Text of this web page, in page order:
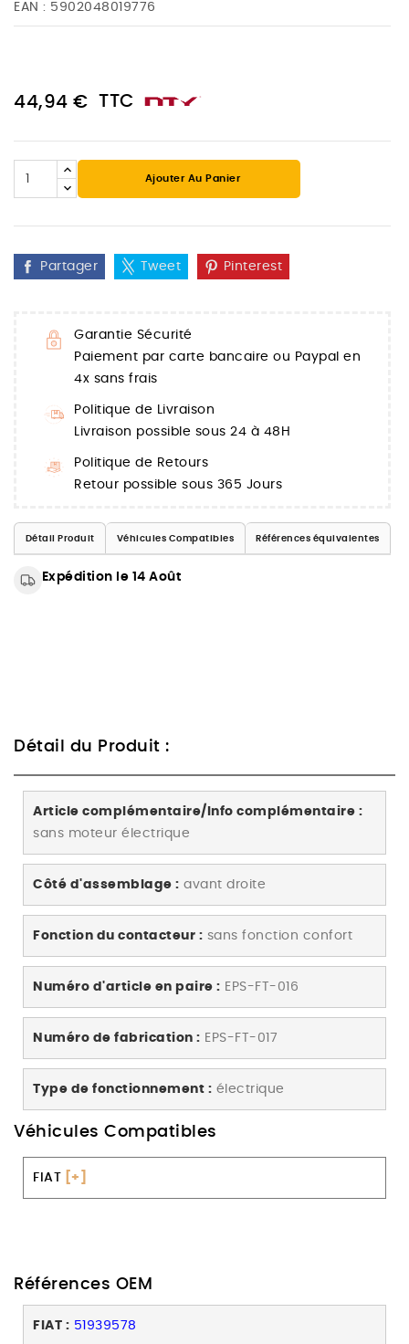
EAN : 5902048019776
44,94 € TTC
Ajouter Au Panier
Partager Tweet Pinterest
Garantie Sécurité
Paiement par carte bancaire ou Paypal en
4x sans frais
Politique de Livraison
Livraison possible sous 24 à 48H
Politique de Retours
Retour possible sous 365 Jours
Détail Produit Véhicules Compatibles Références équivalentes
Expédition le 14 Août
Détail du Produit :
Article complémentaire/Info complémentaire :
sans moteur électrique
Côté d'assemblage : avant droite
Fonction du contacteur : sans fonction confort
Numéro d'article en paire : EPS-FT-016
Numéro de fabrication : EPS-FT-017
Type de fonctionnement : électrique
Véhicules Compatibles
FIAT [+]
Références OEM
FIAT : 51939578